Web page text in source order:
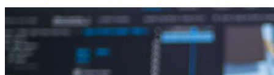
作流（范围闸门、最小回归集、回滚策略）。